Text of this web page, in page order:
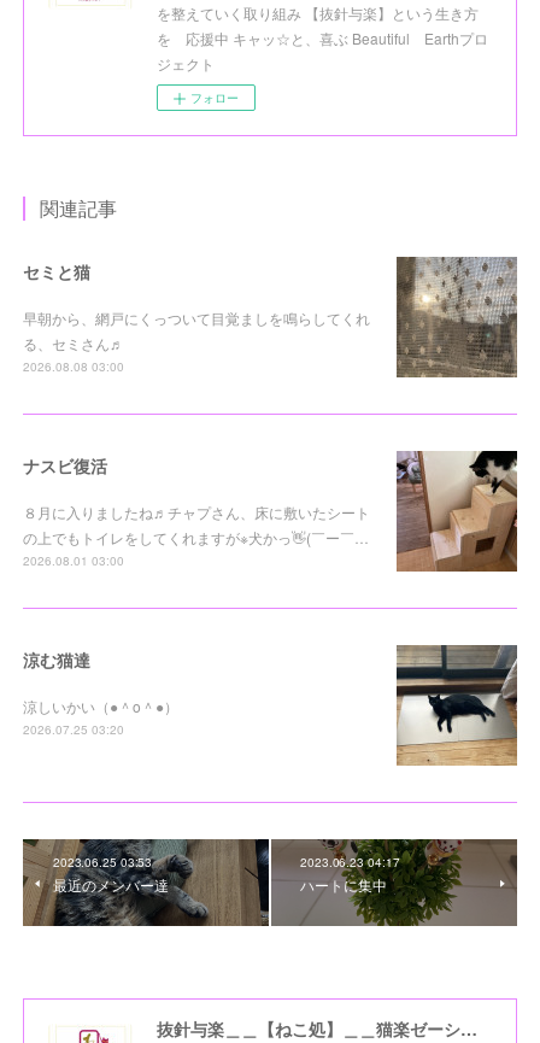
を整えていく取り組み 【抜針与楽】という生き方
を 応援中 キャッ☆と、喜ぶ Beautiful Earthプロ
ジェクト
フォロー
関連記事
セミと猫
早朝から、網戸にくっついて目覚ましを鳴らしてくれ
る、セミさん♬
2026.08.08 03:00
ナスビ復活
８月に入りましたね♬チャプさん、床に敷いたシート
の上でもトイレをしてくれますが※犬かっ👋(￣ー￣…
2026.08.01 03:00
涼む猫達
涼しいかい（●＾o＾●）
2026.07.25 03:20
2023.06.25 03:53
最近のメンバー達
2023.06.23 04:17
ハートに集中
抜針与楽＿＿【ねこ処】＿＿猫楽ゼーションHome☆